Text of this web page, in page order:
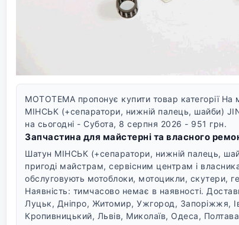
MOTOTEMA пропонує купити товар категорії На
МІНСЬК (+сепаратори, нижній палець, шайби)
на сьогодні - Субота, 8 серпня 2026 - 951 грн.
Запчастина для майстерні та власного
Шатун МІНСЬК (+сепаратори, нижній палець,
пригоді майстрам, сервісним центрам і
обслуговують мотоблоки, мотоцикли, скутери,
Наявність: тимчасово немає в наявності.
Луцьк, Дніпро, Житомир, Ужгород, Запоріжжя,
Кропивницький, Львів, Миколаїв, Одеса,